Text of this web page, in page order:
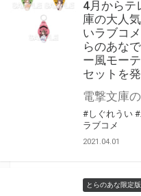
4月からテ
庫の大人
いラブコ
らのあな
ー風モー
セットを
#しぐれうい
ラブコメ
2021.04.01
とらのあな限定版